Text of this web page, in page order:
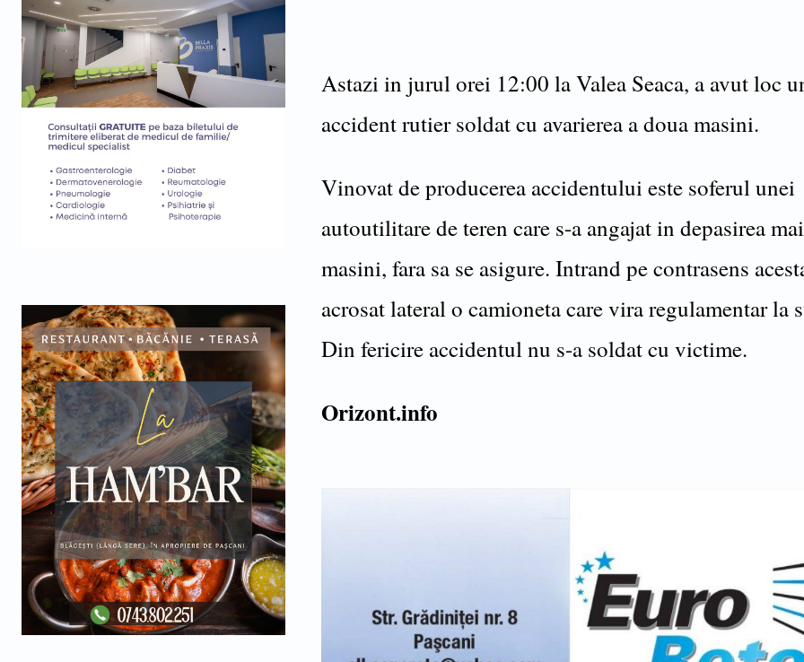
Astazi in jurul orei 12:00 la Valea Seaca, a avut loc
accident rutier soldat cu avarierea a doua masini.
Vinovat de producerea accidentului este soferul unei
autoutilitare de teren care s-a angajat in depasirea
masini, fara sa se asigure. Intrand pe contrasens
acrosat lateral o camioneta care vira regulamentar la
Din fericire accidentul nu s-a soldat cu victime.
Orizont.info